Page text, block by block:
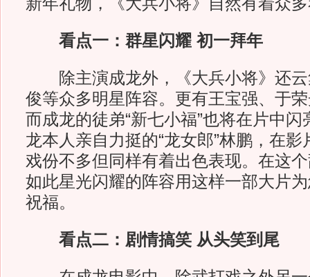
看点一：群星闪耀 初一拜年
除主演成龙外，《大兵小将》还云
俊等众多明星阵容。更有王宝强、于
而成龙的徒弟“新七小福”也将在片中
龙本人亲自力挺的“龙女郎”林鹏，在
戏份不多但同样有着出色表现。在这
如此星光闪耀的阵容用这样一部大片
祝福。
看点二：剧情搞笑 从头笑到尾